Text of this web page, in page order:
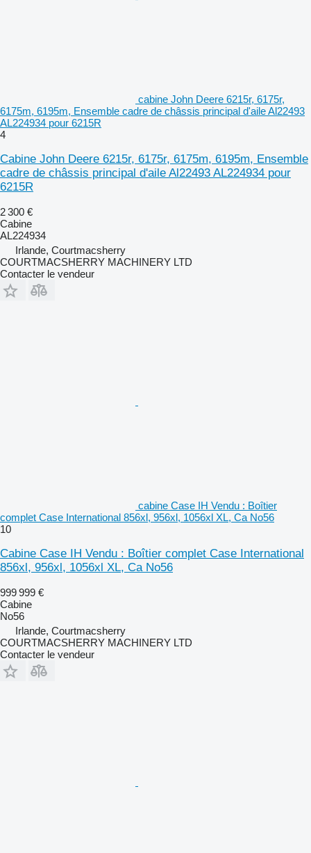
cabine John Deere 6215r, 6175r,
6175m, 6195m, Ensemble cadre de châssis principal d'aile Al22493
AL224934 pour 6215R
4
Cabine John Deere 6215r, 6175r, 6175m, 6195m, Ensemble
cadre de châssis principal d'aile Al22493 AL224934 pour
6215R
2 300 €
Cabine
AL224934
Irlande, Courtmacsherry
COURTMACSHERRY MACHINERY LTD
Contacter le vendeur
cabine Case IH Vendu : Boîtier
complet Case International 856xl, 956xl, 1056xl XL, Ca No56
10
Cabine Case IH Vendu : Boîtier complet Case International
856xl, 956xl, 1056xl XL, Ca No56
999 999 €
Cabine
No56
Irlande, Courtmacsherry
COURTMACSHERRY MACHINERY LTD
Contacter le vendeur